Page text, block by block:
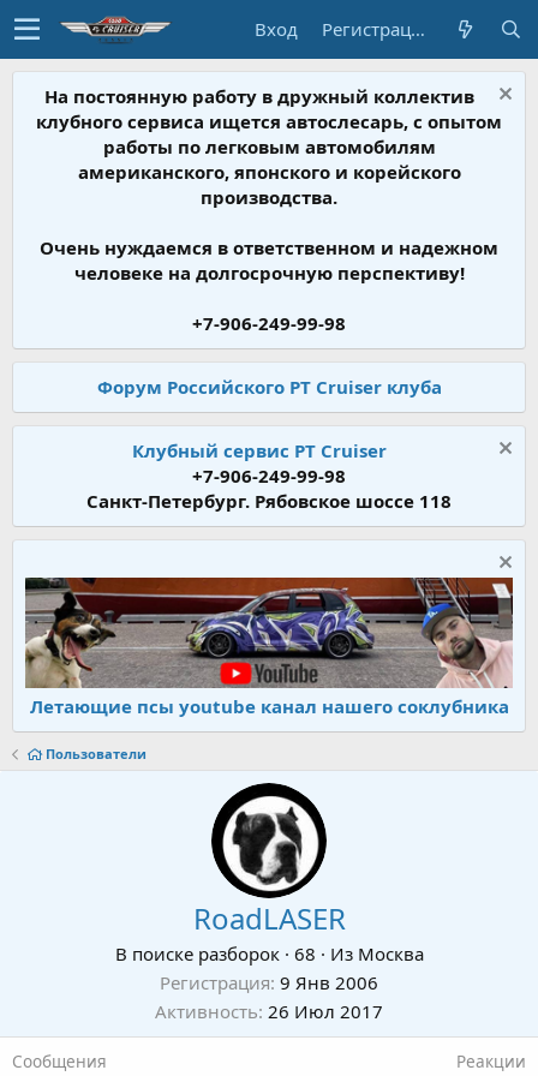
Вход Регистрация
На постоянную работу в дружный коллектив
клубного сервиса ищется автослесарь, с опытом
работы по легковым автомобилям
американского, японского и корейского
производства.
Очень нуждаемся в ответственном и надежном
человеке на долгосрочную перспективу!
+7-906-249-99-98
Форум Российского PT Cruiser клуба
Клубный сервис PT Cruiser
+7-906-249-99-98
Санкт-Петербург. Рябовское шоссе 118
Летающие псы youtube канал нашего соклубника
Пользователи
RoadLASER
В поиске разборок · 68 · Из Москва
Регистрация 9 Янв 2006
Активность 26 Июл 2017
Сообщения Реакции